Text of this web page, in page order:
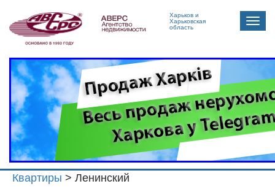
Харьков и
Харьковская
область
Toggle
Квартиры > Ленинский